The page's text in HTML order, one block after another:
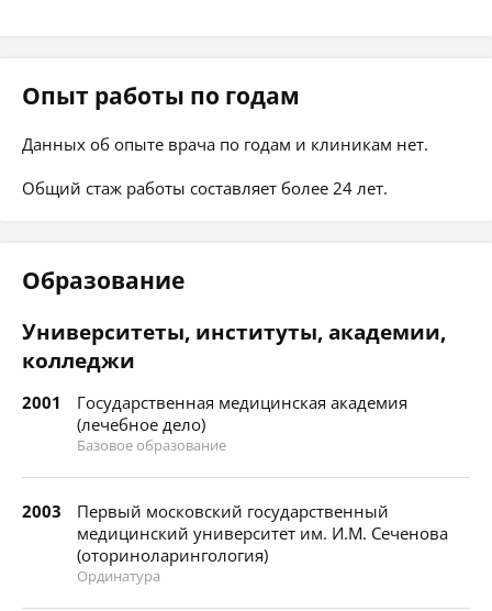
Опыт работы по годам
Данных об опыте врача по годам и клиникам нет.
Общий стаж работы составляет более 24 лет.
Образование
Университеты, институты, академии,
колледжи
2001
Государственная медицинская академия
(лечебное дело)
Базовое образование
2003
Первый московский государственный
медицинский университет им. И.М. Сеченова
(оториноларингология)
Ординатура